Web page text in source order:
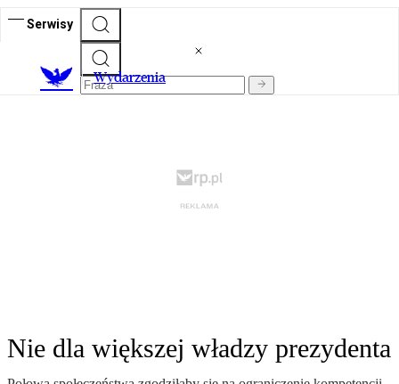
Serwisy
Wydarzenia
Nie dla większej władzy prezydenta